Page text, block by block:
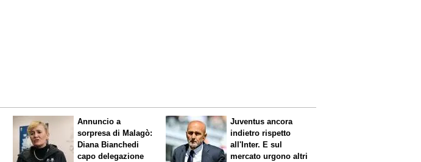
Annuncio a
sorpresa di Malagò:
Diana Bianchedi
capo delegazione
Juventus ancora
indietro rispetto
all'Inter. E sul
mercato urgono altri